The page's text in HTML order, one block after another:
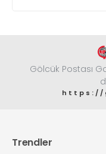
Gölcük Postası
https://
Trendler